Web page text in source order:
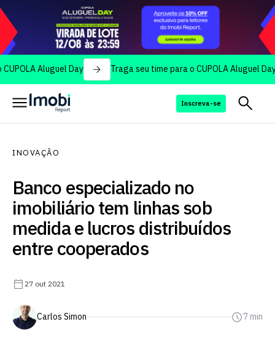
Aluguel Day Traga seu time para o CUPOLA Aluguel Day
Inscreva-se
INOVAÇÃO
Banco especializado no
imobiliário tem linhas sob
medida e lucros distribuídos
entre cooperados
27 out 2021
Carlos Simon 7 min